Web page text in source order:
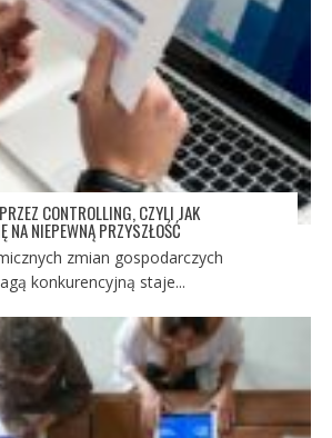
CONTROLLING, CZYLI JAK
NA NIEPEWNĄ PRZYSZŁOŚĆ
zmian gospodarczych
konkurencyjną staje...